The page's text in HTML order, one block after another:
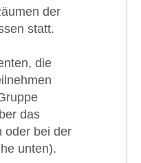
der
statt.
die
das
oder bei der
unten).